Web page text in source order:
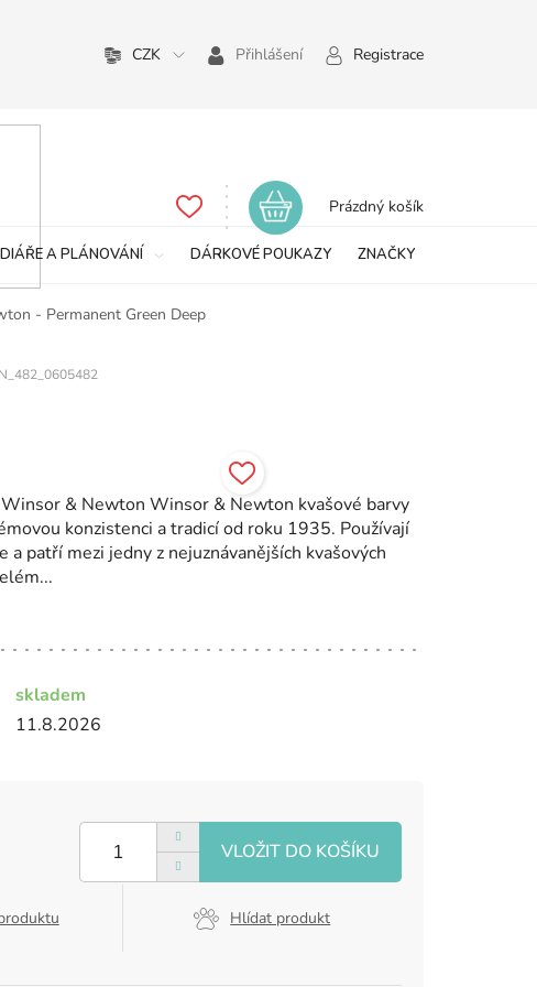
CZK Přihlášení Registrace
Nákupní
Prázdný košík
DIÁŘE A PLÁNOVÁNÍ DÁRKOVÉ POUKAZY ZNAČKY
- Permanent Green Deep
skladem
11.8.2026
Hlídat produkt
& Newton Winsor & Newton kvašové barvy
konzistenci a tradicí od roku 1935. Používají
a patří mezi jedny z nejuznávanějších kvašových